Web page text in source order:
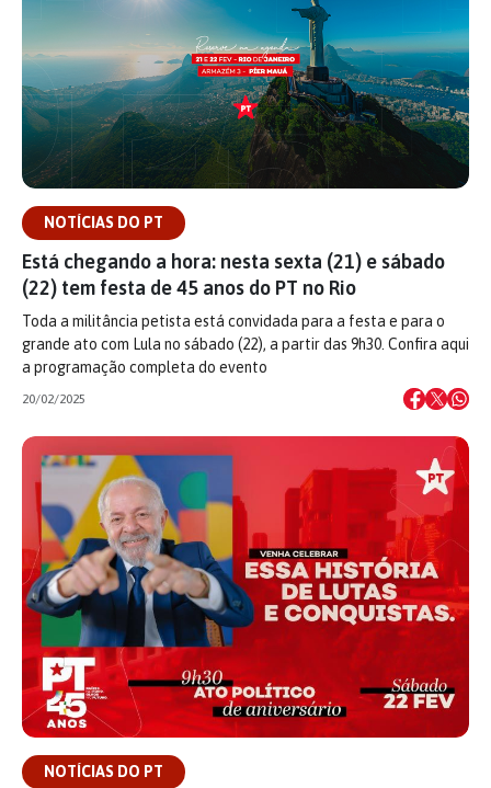
NOTÍCIAS DO PT
Está chegando a hora: nesta sexta (21) e sábado
(22) tem festa de 45 anos do PT no Rio
Toda a militância petista está convidada para a festa e para o
grande ato com Lula no sábado (22), a partir das 9h30. Confira aqui
a programação completa do evento
20/02/2025
NOTÍCIAS DO PT